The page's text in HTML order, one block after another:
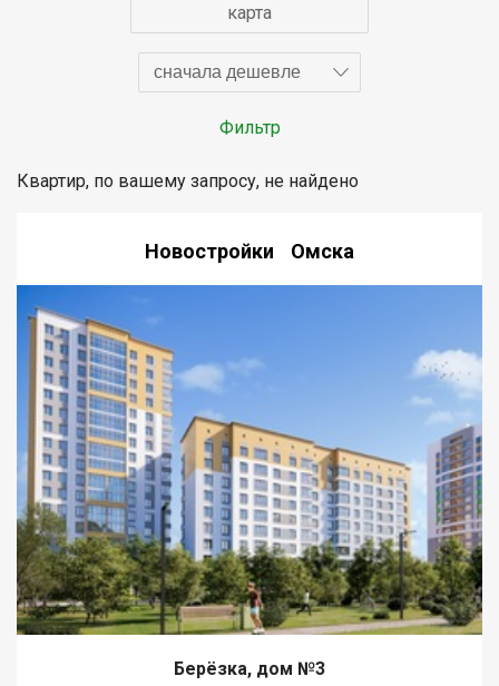
карта
сначала дешевле
Фильтр
Квартир, по вашему запросу, не найдено
Новостройки Омска
Берёзка, дом №3